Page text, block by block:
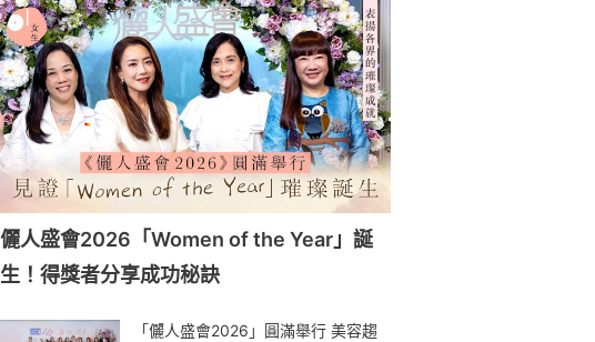
儷人盛會2026「Women of the Year」誕
生！得獎者分享成功秘訣
「儷人盛會2026」圓滿舉行 美容趨